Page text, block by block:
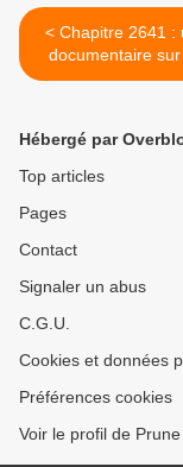
< Chapitre 2641 : un bon
documentaire sur
Hébergé par
Top articles
Pages
Contact
Signaler un abus
C.G.U.
Cookies et données
Préférences cookies
Voir le profil de